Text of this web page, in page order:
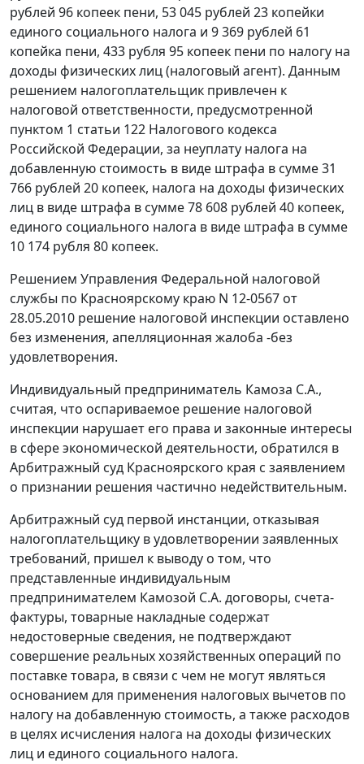
рублей 96 копеек пени, 53 045 рублей 23 копейки
единого социального налога и 9 369 рублей 61
копейка пени, 433 рубля 95 копеек пени по налогу на
доходы физических лиц (налоговый агент). Данным
решением налогоплательщик привлечен к
налоговой ответственности, предусмотренной
пунктом 1 статьи 122 Налогового кодекса
Российской Федерации, за неуплату налога на
добавленную стоимость в виде штрафа в сумме 31
766 рублей 20 копеек, налога на доходы физических
лиц в виде штрафа в сумме 78 608 рублей 40 копеек,
единого социального налога в виде штрафа в сумме
10 174 рубля 80 копеек.
Решением Управления Федеральной налоговой
службы по Красноярскому краю N 12-0567 от
28.05.2010 решение налоговой инспекции оставлено
без изменения, апелляционная жалоба -без
удовлетворения.
Индивидуальный предприниматель Камоза С.А.,
считая, что оспариваемое решение налоговой
инспекции нарушает его права и законные интересы
в сфере экономической деятельности, обратился в
Арбитражный суд Красноярского края с заявлением
о признании решения частично недействительным.
Арбитражный суд первой инстанции, отказывая
налогоплательщику в удовлетворении заявленных
требований, пришел к выводу о том, что
представленные индивидуальным
предпринимателем Камозой С.А. договоры, счета-
фактуры, товарные накладные содержат
недостоверные сведения, не подтверждают
совершение реальных хозяйственных операций по
поставке товара, в связи с чем не могут являться
основанием для применения налоговых вычетов по
налогу на добавленную стоимость, а также расходов
в целях исчисления налога на доходы физических
лиц и единого социального налога.